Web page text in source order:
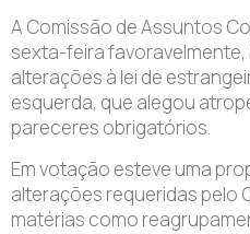
A Comissão de Assuntos
sexta-feira favoravelmente,
alterações à lei de
esquerda, que alegou
pareceres obrigatórios.
Em votação esteve uma
alterações requeridas pelo
matérias como